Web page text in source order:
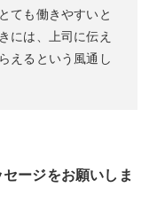
ても働きやすいと
には、上司に伝え
えるという風通し
ージをお願いしま